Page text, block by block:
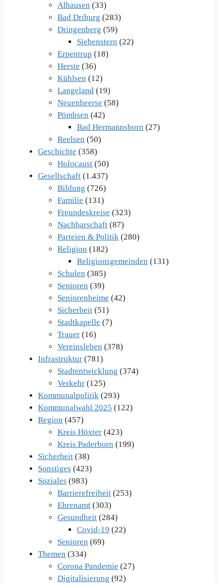
Alhausen (33)
Bad Driburg (283)
Dringenberg (59)
Siebenstern (22)
Erpentrup (18)
Herste (36)
Kühlsen (12)
Langeland (19)
Neuenheerse (58)
Pömbsen (42)
Bad Hermannsborn (27)
Reelsen (50)
Geschichte (358)
Holocaust (50)
Gesellschaft (1.437)
Bildung (726)
Familie (131)
Freundeskreise (323)
Nachbarschaft (87)
Parteien & Politik (280)
Religion (182)
Religionsgemeinden (131)
Schulen (385)
Senioren (39)
Seniorenheime (42)
Sicherheit (51)
Stadtkapelle (7)
Trauer (16)
Vereinsleben (378)
Infrastruktur (781)
Stadtentwicklung (374)
Verkehr (125)
Kommunalpolitik (293)
Kommunalwahl 2025 (122)
Region (457)
Kreis Höxter (423)
Kreis Paderborn (199)
Sicherheit (38)
Sonstiges (423)
Soziales (983)
Barrierefreiheit (253)
Ehrenamt (303)
Gesundheit (284)
Covid-19 (22)
Senioren (69)
Themen (334)
Corona Pandemie (27)
Digitalisierung (92)